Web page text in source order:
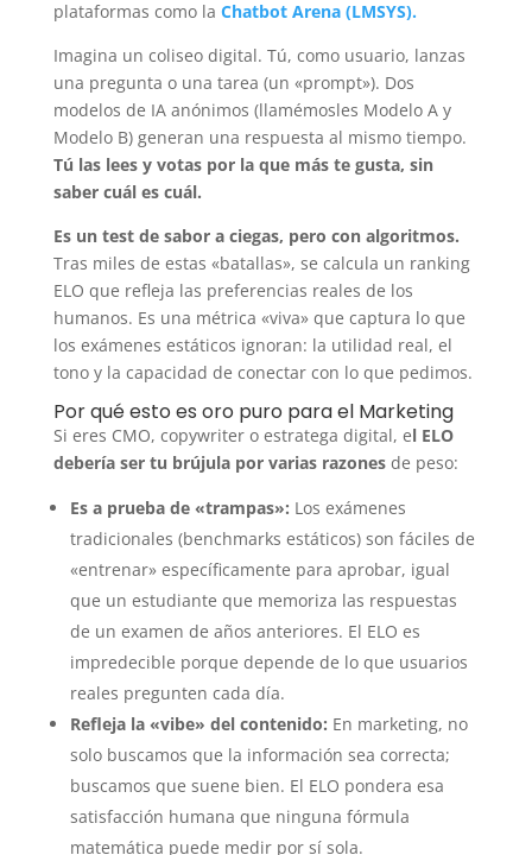
plataformas como la Chatbot Arena (LMSYS).
Imagina un coliseo digital. Tú, como usuario, lanzas
una pregunta o una tarea (un «prompt»). Dos
modelos de IA anónimos (llamémosles Modelo A y
Modelo B) generan una respuesta al mismo tiempo.
Tú las lees y votas por la que más te gusta, sin
saber cuál es cuál.
Es un test de sabor a ciegas, pero con algoritmos.
Tras miles de estas «batallas», se calcula un ranking
ELO que refleja las preferencias reales de los
humanos. Es una métrica «viva» que captura lo que
los exámenes estáticos ignoran: la utilidad real, el
tono y la capacidad de conectar con lo que pedimos.
Por qué esto es oro puro para el Marketing
Si eres CMO, copywriter o estratega digital, el ELO
debería ser tu brújula por varias razones de peso:
Es a prueba de «trampas»: Los exámenes
tradicionales (benchmarks estáticos) son fáciles de
«entrenar» específicamente para aprobar, igual
que un estudiante que memoriza las respuestas
de un examen de años anteriores. El ELO es
impredecible porque depende de lo que usuarios
reales pregunten cada día.
Refleja la «vibe» del contenido: En marketing, no
solo buscamos que la información sea correcta;
buscamos que suene bien. El ELO pondera esa
satisfacción humana que ninguna fórmula
matemática puede medir por sí sola.